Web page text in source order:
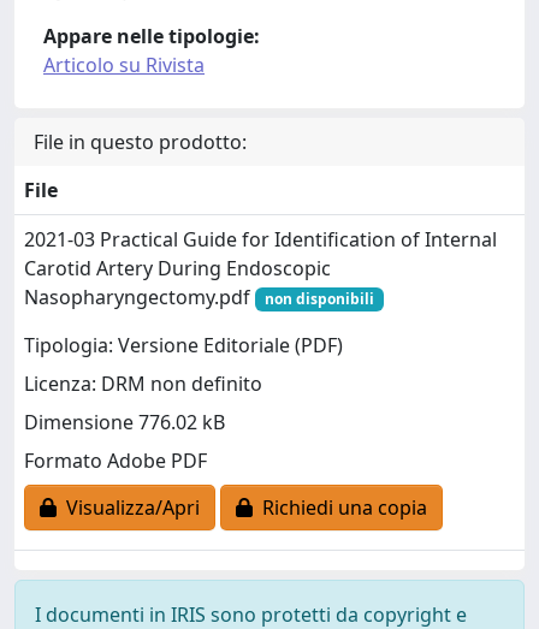
Appare nelle tipologie:
Articolo su Rivista
File in questo prodotto:
File
2021-03 Practical Guide for Identification of Internal
Carotid Artery During Endoscopic
Nasopharyngectomy.pdf
non disponibili
Tipologia: Versione Editoriale (PDF)
Licenza: DRM non definito
Dimensione 776.02 kB
Formato Adobe PDF
Visualizza/Apri
Richiedi una copia
I documenti in IRIS sono protetti da copyright e